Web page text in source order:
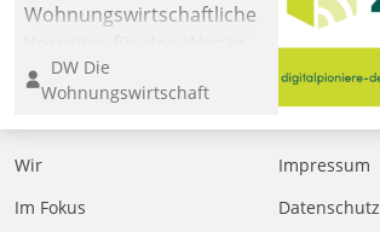
Wohnungswirtschaftliche
eine digitale Zukunft zu
finden, ist das Ziel des
Awards „Digitalpioniere
der
Bewerben können sich
DW Die
Wohnungswirtschaft
Wir
Im Fokus
Impressum
Datenschutz